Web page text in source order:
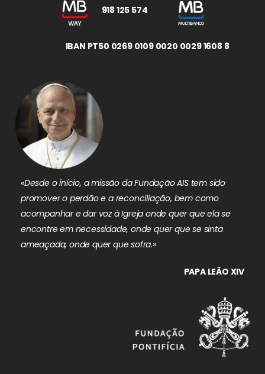
918 125 574
IBAN PT50 0269 0109 0020 0029 1608 8
«Desde o início, a missão da Fundação AIS tem sido
promover o perdão e a reconciliação, bem como
acompanhar e dar voz à Igreja onde quer que ela se
encontre em necessidade, onde quer que se sinta
ameaçada, onde quer que sofra.»
PAPA LEÃO XIV